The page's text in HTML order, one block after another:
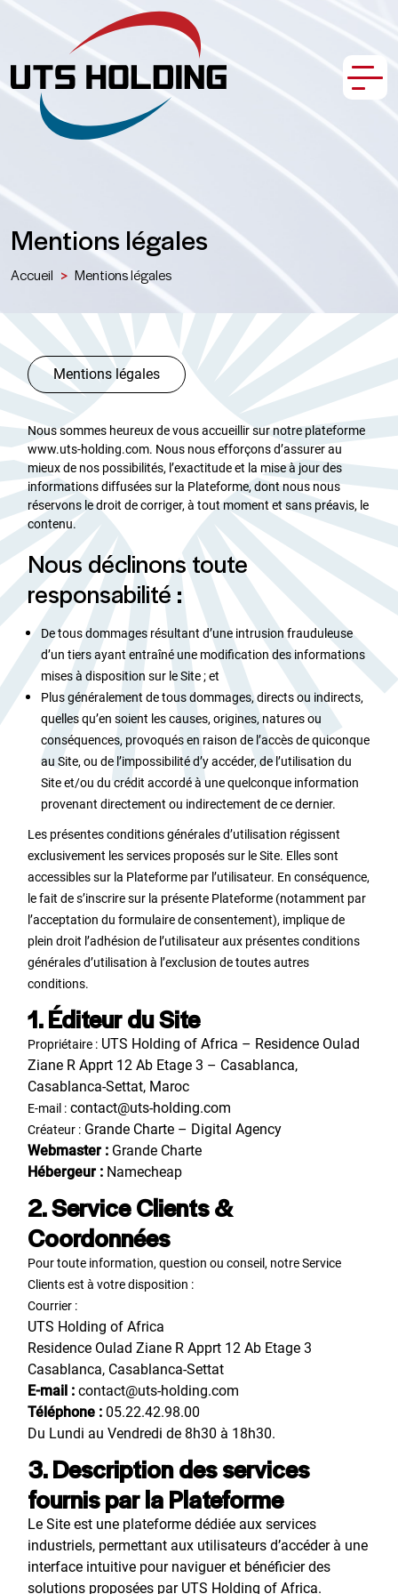
Accueil
À propos de nous
Nos filiales
Opportunités
Nos Actualités
Contact
Mentions légales
Accueil > Mentions légales
Mentions légales
Nous sommes heureux de vous accueillir sur notre plateforme
www.uts-holding.com. Nous nous efforçons d’assurer au
mieux de nos possibilités, l’exactitude et la mise à jour des
informations diffusées sur la Plateforme, dont nous nous
réservons le droit de corriger, à tout moment et sans préavis, le
contenu.
Nous déclinons toute
responsabilité :
De tous dommages résultant d’une intrusion frauduleuse
d’un tiers ayant entraîné une modification des informations
mises à disposition sur le Site ; et
Plus généralement de tous dommages, directs ou indirects,
quelles qu’en soient les causes, origines, natures ou
conséquences, provoqués en raison de l’accès de quiconque
au Site, ou de l’impossibilité d’y accéder, de l’utilisation du
Site et/ou du crédit accordé à une quelconque information
provenant directement ou indirectement de ce dernier.
Les présentes conditions générales d’utilisation régissent
exclusivement les services proposés sur le Site. Elles sont
accessibles sur la Plateforme par l’utilisateur. En conséquence,
le fait de s’inscrire sur la présente Plateforme (notamment par
l’acceptation du formulaire de consentement), implique de
plein droit l’adhésion de l’utilisateur aux présentes conditions
générales d’utilisation à l’exclusion de toutes autres
conditions.
1. Éditeur du Site
Propriétaire :UTS Holding of Africa – Residence Oulad
Ziane R Apprt 12 Ab Etage 3 – Casablanca,
Casablanca-Settat, Maroc
E-mail :contact@uts-holding.com
Créateur :Grande Charte – Digital Agency
Webmaster :Grande Charte
Hébergeur :Namecheap
2. Service Clients &
Coordonnées
Pour toute information, question ou conseil, notre Service
Clients est à votre disposition :
Courrier :
UTS Holding of Africa
Residence Oulad Ziane R Apprt 12 Ab Etage 3
Casablanca, Casablanca-Settat
E-mail :contact@uts-holding.com
Téléphone :05.22.42.98.00
Du Lundi au Vendredi de 8h30 à 18h30.
3. Description des services
fournis par la Plateforme
Le Site est une plateforme dédiée aux services
industriels, permettant aux utilisateurs d’accéder à une
interface intuitive pour naviguer et bénéficier des
solutions proposées par UTS Holding of Africa.